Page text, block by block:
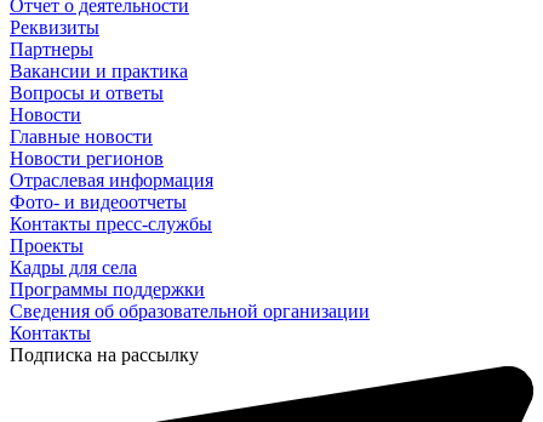
Отчет о деятельности
Реквизиты
Партнеры
Вакансии и практика
Вопросы и ответы
Новости
Главные новости
Новости регионов
Отраслевая информация
Фото- и видеоотчеты
Контакты пресс-службы
Проекты
Кадры для села
Программы поддержки
Сведения об образовательной организации
Контакты
Подписка на рассылку